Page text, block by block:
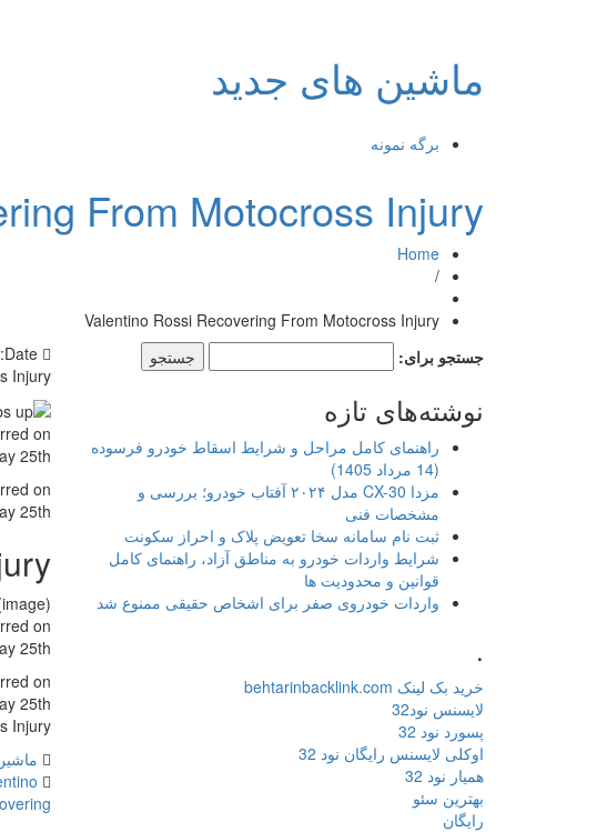
ماشین های جدید
برگه نمونه
From Motocross Injury
Home
/
Valentino Rossi Recovering From Motocross Injury
Date:
Injury
on
25th
on
25th.
(image)
on
25th
on
25th.
Injury
جستجو برای:
نوشته‌های تازه
راهنمای کامل مراحل و شرایط اسقاط خودرو فرسوده
(14 مرداد 1405)
مزدا CX-30 مدل ۲۰۲۴ آفتاب خودرو؛ بررسی و
مشخصات فنی
ثبت نام سامانه سخا تعویض پلاک و احراز سکونت
شرایط واردات خودرو به مناطق آزاد، راهنمای کامل
قوانین و محدودیت ها
واردات خودروی صفر برای اشخاص حقیقی ممنوع شد
.
خرید بک لینک behtarinbacklink.com
لایسنس نود32
پسورد نود 32
اوکلی لایسنس رایگان نود 32
همیار نود 32
بهترین سئو
رایگان